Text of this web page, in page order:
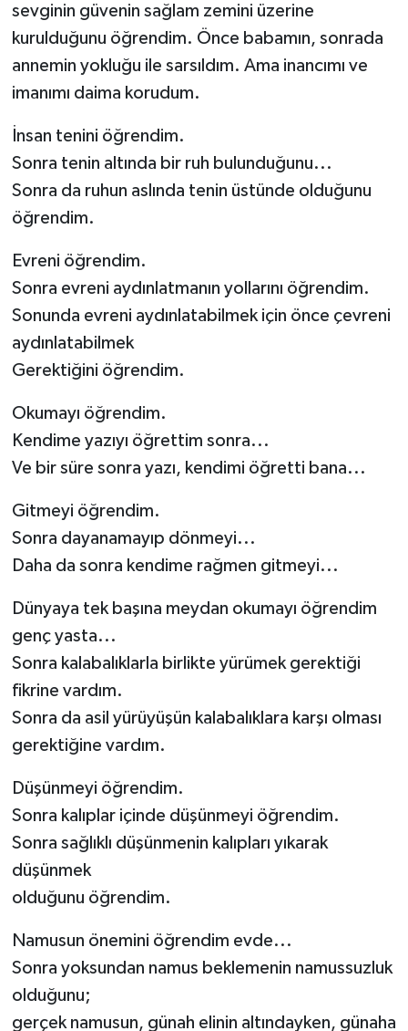
sevginin güvenin sağlam zemini üzerine
kurulduğunu öğrendim. Önce babamın, sonrada
annemin yokluğu ile sarsıldım. Ama inancımı ve
imanımı daima korudum.
İnsan tenini öğrendim.
Sonra tenin altında bir ruh bulunduğunu...
Sonra da ruhun aslında tenin üstünde olduğunu
öğrendim.
Evreni öğrendim.
Sonra evreni aydınlatmanın yollarını öğrendim.
Sonunda evreni aydınlatabilmek için önce çevreni
aydınlatabilmek
Gerektiğini öğrendim.
Okumayı öğrendim.
Kendime yazıyı öğrettim sonra...
Ve bir süre sonra yazı, kendimi öğretti bana...
Gitmeyi öğrendim.
Sonra dayanamayıp dönmeyi...
Daha da sonra kendime rağmen gitmeyi...
Dünyaya tek başına meydan okumayı öğrendim
genç yasta...
Sonra kalabalıklarla birlikte yürümek gerektiği
fikrine vardım.
Sonra da asil yürüyüşün kalabalıklara karşı olması
gerektiğine vardım.
Düşünmeyi öğrendim.
Sonra kalıplar içinde düşünmeyi öğrendim.
Sonra sağlıklı düşünmenin kalıpları yıkarak
düşünmek
olduğunu öğrendim.
Namusun önemini öğrendim evde...
Sonra yoksundan namus beklemenin namussuzluk
olduğunu;
gerçek namusun, günah elinin altındayken, günaha